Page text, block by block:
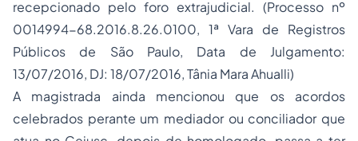
recepcionado pelo foro extrajudicial. (Processo nº
0014994-68.2016.8.26.0100, 1ª Vara de Registros
Públicos de São Paulo, Data de Julgamento:
13/07/2016, DJ: 18/07/2016, Tânia Mara Ahualli)
A magistrada ainda mencionou que os acordos
celebrados perante um mediador ou conciliador que